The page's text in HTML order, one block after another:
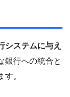
システムに与え
銀行への統合と
。